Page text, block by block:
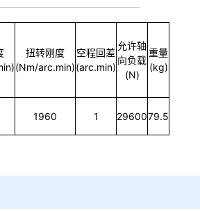
扭转刚度
(Nm/arc.min)
空程回差
(arc.min)
允许轴
向负载
(N)
重量
(kg)
1960 1 2960079.5